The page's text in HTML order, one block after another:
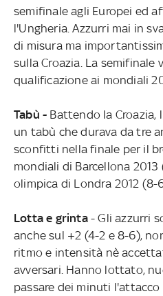
semifinale agli Europei ed
l'Ungheria. Azzurri mai in
di misura ma
sulla Croazia. La semifinale
qualificazione ai mondiali
Tabù - Battendo la
un tabù che durava da tre
sconfitti nella finale per il
mondiali di Barcellona
olimpica di Londra 2012 (8-
Lotta e grinta- Gli azzurri
anche sul +2 (4-2 e 8-6),
ritmo e intensità nè
avversari. Hanno lottato,
passare dei minuti